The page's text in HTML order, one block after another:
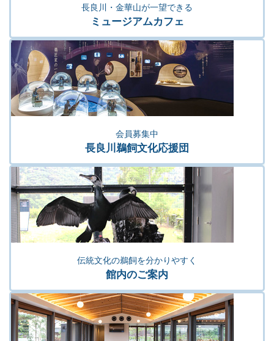
長良川・金華山が一望できる
ミュージアムカフェ
会員募集中
長良川鵜飼文化応援団
伝統文化の鵜飼を分かりやすく
館内のご案内